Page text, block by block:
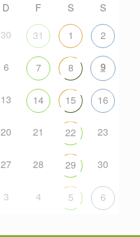
D F S
S
30 31 1 2
6 7 8 9
13 14 15 16
20 21 22 23
27 28 29 30
3 4 5 6